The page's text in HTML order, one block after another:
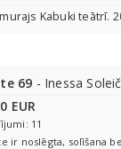
Kabuki teātrī.
69 - Inessa
EUR
11
ir noslēgta, solīšana